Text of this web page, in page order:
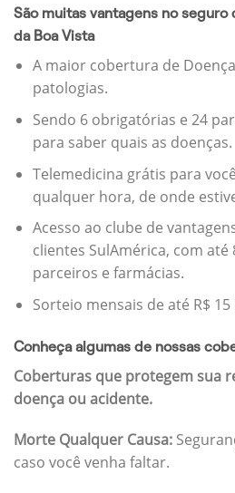
São muitas vantagens no
da Boa Vista
A maior cobertura de
patologias.
Sendo 6 obrigatórias e 24
para saber quais as doenças.
Telemedicina grátis para
qualquer hora, de onde
Acesso ao clube de
clientes SulAmérica, com até
parceiros e farmácias.
Sorteio mensais de até R$ 15
Conheça algumas de nossas
Coberturas que protegem sua
doença ou acidente.
Morte Qualquer Causa:
caso você venha faltar.